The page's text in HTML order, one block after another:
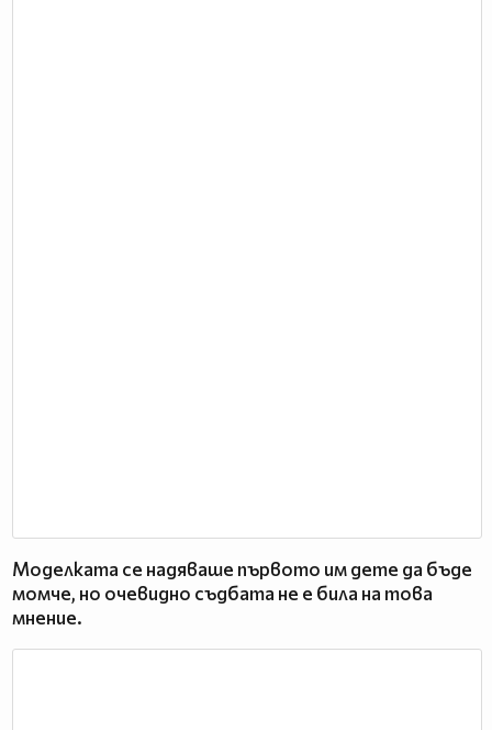
Моделката се надяваше първото им дете да бъде
момче, но очевидно съдбата не е била на това
мнение.